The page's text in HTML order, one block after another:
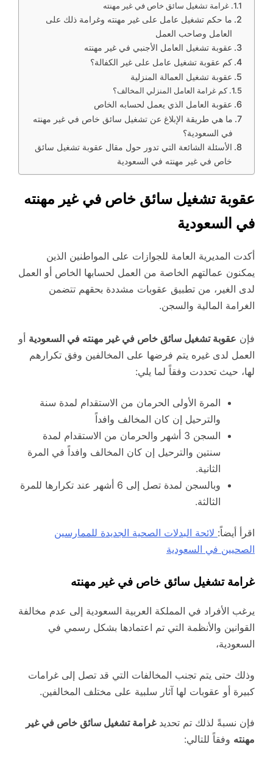
غرامة تشغيل سائق خاص في غير مهنته
ما حكم تشغيل عامل على غير مهنته وغرامة ذلك على
العامل وصاحب العمل
عقوبة تشغيل العامل الأجنبي في غير مهنته
كم عقوبة تشغيل عامل على غير الكفالة؟
عقوبة تشغيل العمالة المنزلية
كم غرامة العامل المنزلي المخالف؟
عقوبة العامل الذي يعمل لحسابه الخاص
ما هي طريقة الإبلاغ عن تشغيل سائق خاص في غير مهنته
في السعودية؟
الأسئلة الشائعة التي تدور حول مقال عقوبة تشغيل سائق
خاص في غير مهنته في السعودية
عقوبة تشغيل سائق خاص في غير مهنته
في السعودية
أكدت المديرية العامة للجوازات على المواطنين الذين
يمكنون عمالتهم الخاصة من العمل لحسابها الخاص أو العمل
لدى الغير، من تطبيق عقوبات مشددة بحقهم تتضمن
الغرامة المالية والسجن.
فإن عقوبة تشغيل سائق خاص في غير مهنته في السعودية أو
العمل لدى غيره يتم فرضها على المخالفين وفق تكرارهم
لها، حيث تحددت وفقاً لما يلي:
المرة الأولى الحرمان من الاستقدام لمدة سنة
والترحيل إن كان المخالف وافداً
السجن 3 أشهر والحرمان من الاستقدام لمدة
سنتين والترحيل إن كان المخالف وافداً في المرة
الثانية.
وبالسجن لمدة تصل إلى 6 أشهر عند تكرارها للمرة
الثالثة.
اقرأ أيضاً: لائحة البدلات الصحية الجديدة للممارسين
الصحيين في السعودية
غرامة تشغيل سائق خاص في غير مهنته
يرغب الأفراد في المملكة العربية السعودية إلى عدم مخالفة
القوانين والأنظمة التي تم اعتمادها بشكل رسمي في
السعودية،
وذلك حتى يتم تجنب المخالفات التي قد تصل إلى غرامات
كبيرة أو عقوبات لها آثار سلبية على مختلف المخالفين.
فإن نسبةً لذلك تم تحديدغرامة تشغيل سائق خاص في غير
مهنته وفقاً للتالي: